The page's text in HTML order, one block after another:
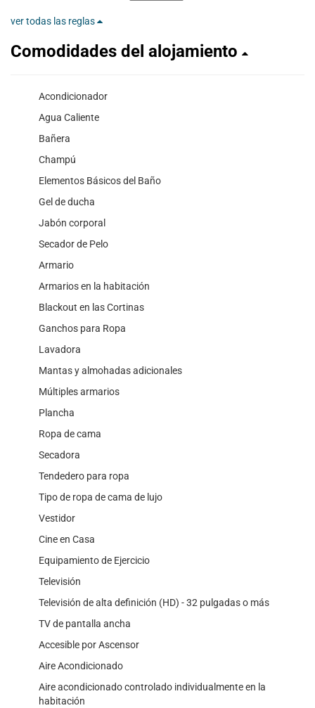
ver todas las reglas
Comodidades del alojamiento
Acondicionador
Agua Caliente
Bañera
Champú
Elementos Básicos del Baño
Gel de ducha
Jabón corporal
Secador de Pelo
Armario
Armarios en la habitación
Blackout en las Cortinas
Ganchos para Ropa
Lavadora
Mantas y almohadas adicionales
Múltiples armarios
Plancha
Ropa de cama
Secadora
Tendedero para ropa
Tipo de ropa de cama de lujo
Vestidor
Cine en Casa
Equipamiento de Ejercicio
Televisión
Televisión de alta definición (HD) - 32 pulgadas o más
TV de pantalla ancha
Accesible por Ascensor
Aire Acondicionado
Aire acondicionado controlado individualmente en la
habitación